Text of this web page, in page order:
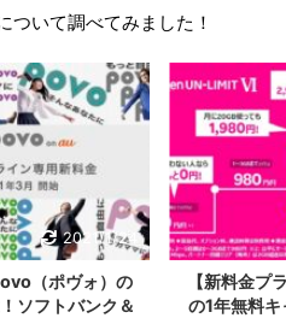
ついて調べてみました！
2021/2/1
ン】楽天1980円
ンペーンは間に
アハモ（
注意点総ま